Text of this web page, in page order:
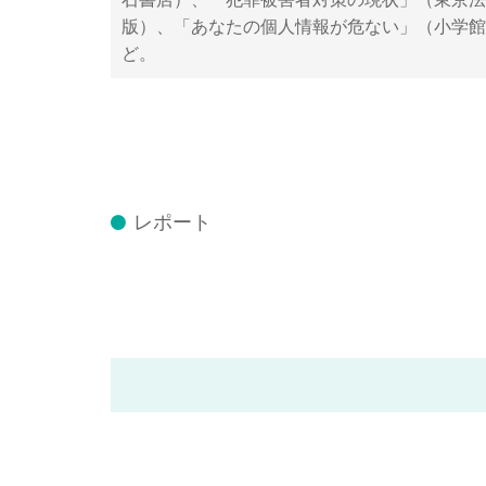
版）、「あなたの個人情報が危ない」（小学
ど。
レポート